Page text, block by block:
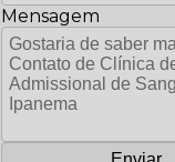
Mensagem